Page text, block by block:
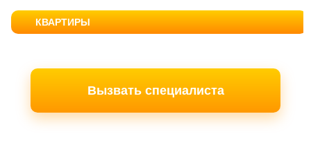
КВАРТИРЫ
Вызвать специалиста